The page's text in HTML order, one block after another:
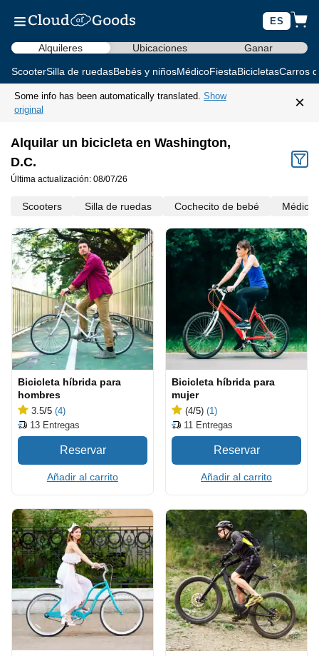
ES
Alquileres Ubicaciones Ganar
ScooterSilla de ruedasBebés y niñosMédicoFiestaBicicletasCarros
Some info has been automatically translated. Show
original
×
Alquilar un bicicleta en Washington,
D.C.
Última actualización: 08/07/26
Scooters Silla de ruedas Cochecito de bebé Médico
Bicicleta híbrida para
hombres
3.5/5 (4)
13 Entregas
Añadir al carrito
Bicicleta híbrida para
mujer
(4/5) (1)
11 Entregas
Añadir al carrito